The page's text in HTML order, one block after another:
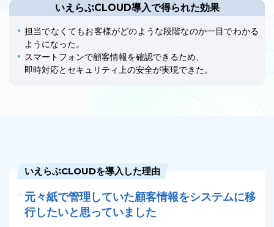
ニュース一覧 お役立ちブログ
03-6689-1791
いえらぶCLOUD導入で得られた効果
担当でなくてもお客様がどのような段階なのか一目でわかる
ようになった。
スマートフォンで顧客情報を確認できるため、
即時対応とセキュリティ上の安全が実現できた。
いえらぶCLOUDを導入した理由
元々紙で管理していた顧客情報をシステムに移
行したいと思っていました